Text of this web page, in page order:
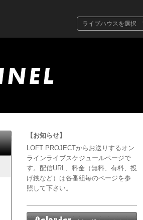
ライブハウスを選択
【お知らせ】
LOFT PROJECTからお送りするオン
ラインライブスケジュールページで
す。配信URL、料金（無料、有料、投
げ銭など）は各番組毎のページを参
照して下さい。